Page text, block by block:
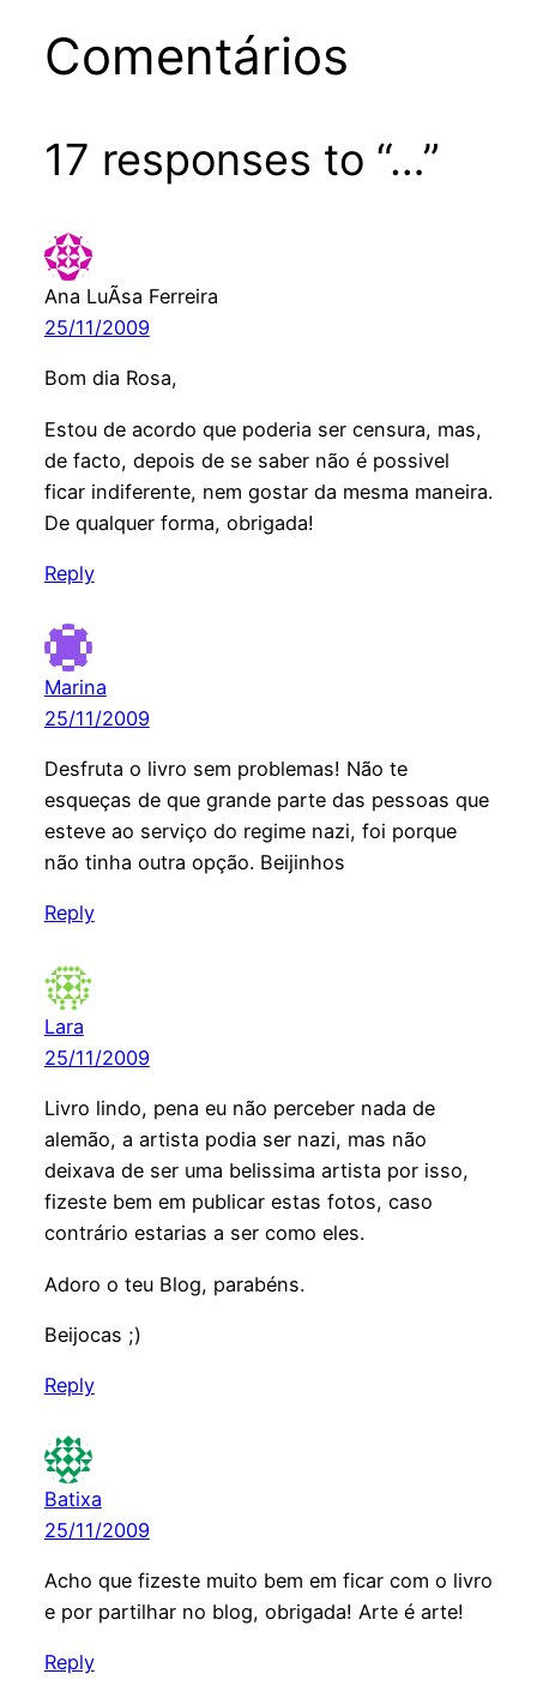
Comentários
17 responses to “…”
Ana LuÃ­sa Ferreira
25/11/2009
Bom dia Rosa,
Estou de acordo que poderia ser censura, mas,
de facto, depois de se saber não é possivel
ficar indiferente, nem gostar da mesma maneira.
De qualquer forma, obrigada!
Reply
Marina
25/11/2009
Desfruta o livro sem problemas! Não te
esqueças de que grande parte das pessoas que
esteve ao serviço do regime nazi, foi porque
não tinha outra opção. Beijinhos
Reply
Lara
25/11/2009
Livro lindo, pena eu não perceber nada de
alemão, a artista podia ser nazi, mas não
deixava de ser uma belissima artista por isso,
fizeste bem em publicar estas fotos, caso
contrário estarias a ser como eles.
Adoro o teu Blog, parabéns.
Beijocas ;)
Reply
Batixa
25/11/2009
Acho que fizeste muito bem em ficar com o livro
e por partilhar no blog, obrigada! Arte é arte!
Reply